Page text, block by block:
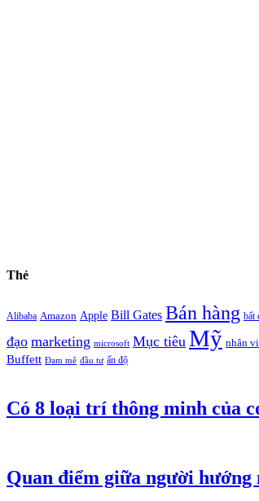
Thẻ
Alibaba Amazon Apple Bill Gates Bán hàng bất
đạo marketing microsoft Mục tiêu Mỹ nhân
Buffett Đam mê đầu tư ấn độ
Có 8 loại trí thông minh của
Quan điểm giữa người